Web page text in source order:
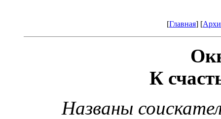
[Главная] [
К
Названы